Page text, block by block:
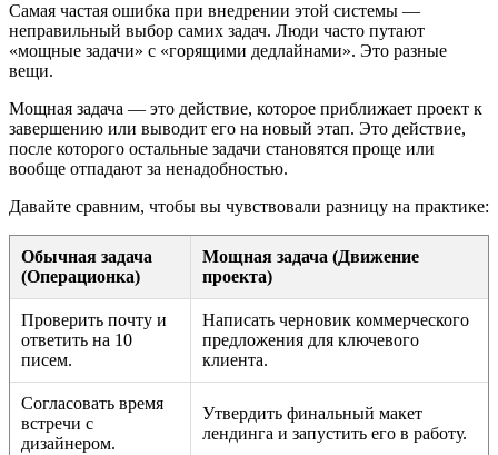
Самая частая ошибка при внедрении этой системы —
неправильный выбор самих задач. Люди часто путают
«мощные задачи» с «горящими дедлайнами». Это разные
вещи.
Мощная задача — это действие, которое приближает проект к
завершению или выводит его на новый этап. Это действие,
после которого остальные задачи становятся проще или
вообще отпадают за ненадобностью.
Давайте сравним, чтобы вы чувствовали разницу на практике:
Обычная задача
(Операционка)
Мощная задача (Движение
проекта)
Проверить почту и
ответить на 10
писем.
Написать черновик коммерческого
предложения для ключевого
клиента.
Согласовать время
встречи с
дизайнером.
Утвердить финальный макет
лендинга и запустить его в работу.